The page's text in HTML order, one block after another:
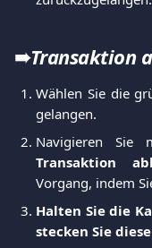
➠Transaktion
Wählen Sie die
gelangen.
Navigieren Sie
Transaktion
Vorgang, indem
Halten Sie die
stecken Sie